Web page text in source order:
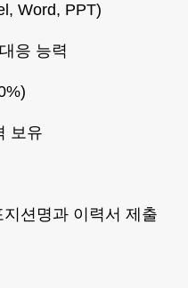
Word, PPT)
응 능력
보유
션명과 이력서 제출